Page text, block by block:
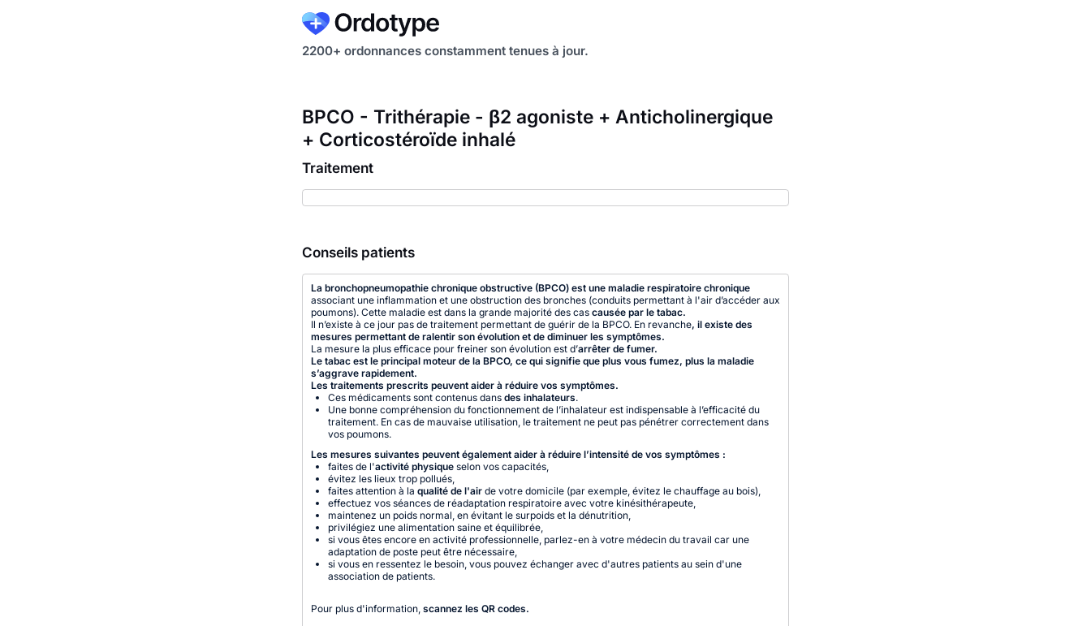
2200+ ordonnances constamment tenues à jour.
BPCO - Trithérapie - β2 agoniste + Anticholinergique
+ Corticostéroïde inhalé
Traitement
Conseils patients
La bronchopneumopathie chronique obstructive (BPCO) est une maladie respiratoire chronique
associant une inflammation et une obstruction des bronches (conduits permettant à l'air d’accéder aux
poumons). Cette maladie est dans la grande majorité des cas causée par le tabac.
Il n’existe à ce jour pas de traitement permettant de guérir de la BPCO. En revanche, il existe des
mesures permettant de ralentir son évolution et de diminuer les symptômes.
La mesure la plus efficace pour freiner son évolution est d’arrêter de fumer.
Le tabac est le principal moteur de la BPCO, ce qui signifie que plus vous fumez, plus la maladie
s’aggrave rapidement.
Les traitements prescrits peuvent aider à réduire vos symptômes.
Ces médicaments sont contenus dansdes inhalateurs.
Une bonne compréhension du fonctionnement de l’inhalateur est indispensable à l’efficacité du
traitement. En cas de mauvaise utilisation, le traitement ne peut pas pénétrer correctement dans
vos poumons.
Les mesures suivantes peuvent également aider à réduire l’intensité de vos symptômes :
faites de l'activité physique selon vos capacités,
évitez les lieux trop pollués,
faites attention à laqualité de l'air de votre domicile (par exemple, évitez le chauffage au bois),
effectuez vos séances de réadaptation respiratoire avec votre kinésithérapeute,
maintenez un poids normal, en évitant le surpoids et la dénutrition,
privilégiez une alimentation saine et équilibrée,
si vous êtes encore en activité professionnelle, parlez-en à votre médecin du travail car une
adaptation de poste peut être nécessaire,
si vous en ressentez le besoin, vous pouvez échanger avec d'autres patients au sein d'une
association de patients.
Pour plus d'information, scannez les QR codes.